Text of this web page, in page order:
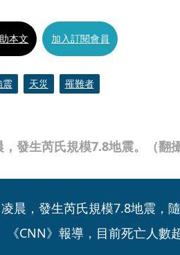
發生芮氏規模7.8地震。（翻
本文 加入訂閱會員
震 天災 罹難者
晨，發生芮氏規模7.8地震，
《CNN》報導，目前死亡人數